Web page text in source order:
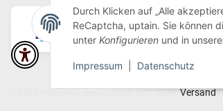
Durch Klicken auf „Alle
ReCaptcha, uptain. Sie können
unter Konfigurieren und in
Impressum Datenschutz
* Alle Preise inkl. gesetzlicher USt., zzgl.Versand